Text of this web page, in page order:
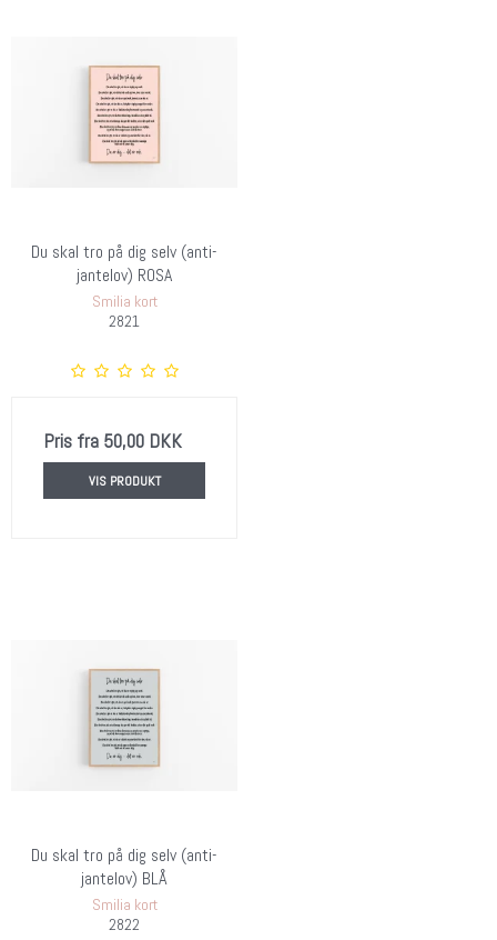
Du skal tro på dig selv (anti-
jantelov) ROSA
Smilia kort
2821
Pris fra 50,00 DKK
VIS PRODUKT
Du skal tro på dig selv (anti-
jantelov) BLÅ
Smilia kort
2822